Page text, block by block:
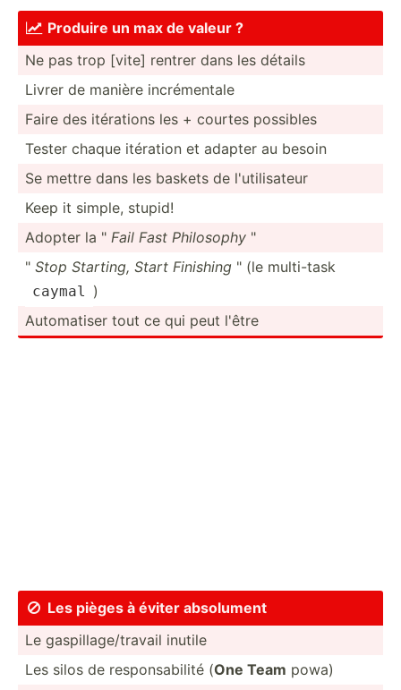
 Produire un max de valeur ?
Ne pas trop [vite] rentrer dans les détails
Livrer de manière incrém­entale
Faire des itérations les + courtes possibles
Tester chaque itération et adapter au besoin
Se mettre dans les baskets de l'util­isateur
Keep it simple, stupid!
Adopter la " ­Fail Fast Philos­­oph­y "
" ­Stop Starting, Start Finish­ing ­" (le multi-task
caymal
)
Automa­­tiser tout ce qui peut l'être
 Les pièges à éviter absolument
Le gaspil­lag­e/t­ravail inutile
Les silos de respon­sab­ilité (One Team powa)